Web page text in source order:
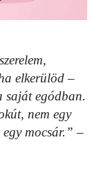
elkerülöd –
saját egódban.
nem egy
mocsár.” –